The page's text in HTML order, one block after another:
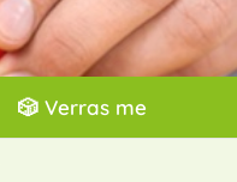
🎲 Verras me